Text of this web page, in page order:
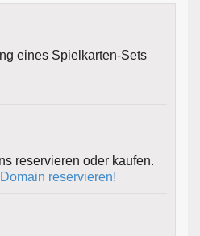
eines Spielkarten-Sets
reservieren oder kaufen.
reservieren!